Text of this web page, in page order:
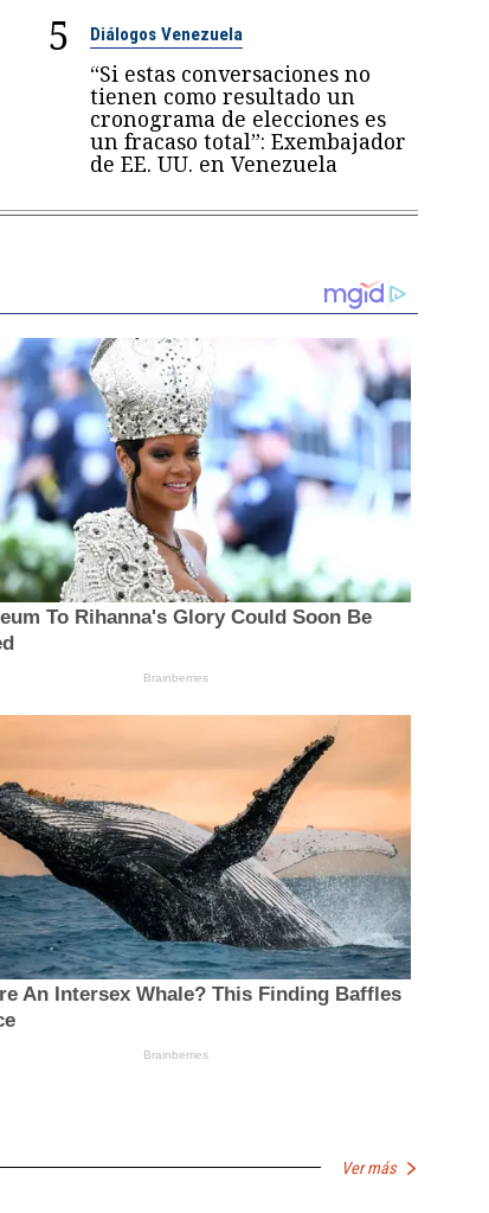
5 Diálogos Venezuela
“Si estas conversaciones no
tienen como resultado un
cronograma de elecciones es
un fracaso total”: Exembajador
de EE. UU. en Venezuela
Ver más